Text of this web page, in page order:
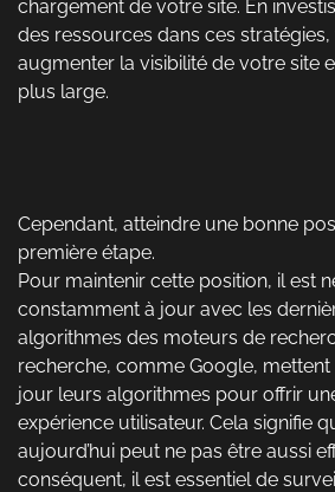
chargement de votre site. En
des ressources dans ces
augmenter la visibilité de votre site
plus large.
Cependant, atteindre une bonne
première étape.
Pour maintenir cette position, il est
constamment à jour avec les
algorithmes des moteurs de
recherche, comme Google,
jour leurs algorithmes pour offrir
expérience utilisateur. Cela signifie
aujourd’hui peut ne pas être aussi
conséquent, il est essentiel de